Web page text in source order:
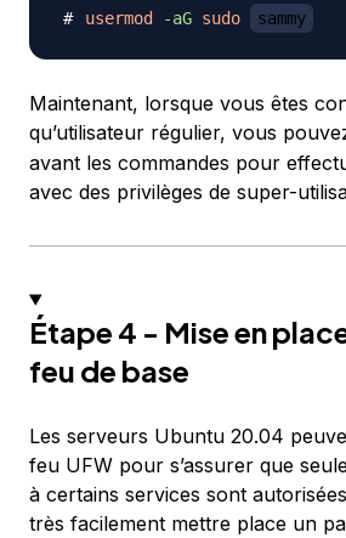
usermod -aG sudo sammy
Maintenant, lorsque vous êtes
qu’utilisateur régulier, vous
avant les commandes pour
avec des privilèges de super-
Étape 4 - Mise en
feu de base
Les serveurs Ubuntu 20.04
feu UFW pour s’assurer que
à certains services sont
très facilement mettre place un